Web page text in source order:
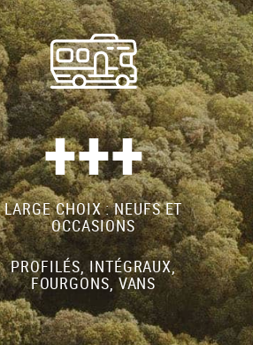
+++
LARGE CHOIX : NEUFS ET
OCCASIONS
PROFILÉS, INTÉGRAUX,
FOURGONS, VANS